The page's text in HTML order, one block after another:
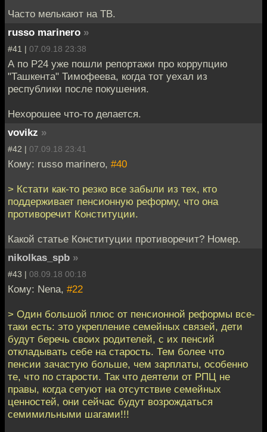
Часто мелькают на ТВ.
russo marinero »
#41 | 07.09.18 23:38
А по Р24 уже пошли репортажи про коррупцию
"Ташкента" Тимофеева, когда тот уехал из
республики после покушения.
Нехорошее что-то делается.
vovikz »
#42 | 07.09.18 23:41
Кому: russo marinero, #40
> Кстати как-то резко все забыли из тех, кто
поддерживает пенсионную реформу, что она
противоречит Конституции.
Какой статье Конституции противоречит? Номер.
nikolkas_spb »
#43 | 08.09.18 00:18
Кому: Nena, #22
> Один большой плюс от пенсионной реформы все-
таки есть: это укрепление семейных связей, дети
будут беречь своих родителей, с их пенсий
откладывать себе на старость. Тем более что
пенсии зачастую больше, чем зарплаты, особенно
те, что по старости. Так что деятели от РПЦ не
правы, когда сетуют на отсутствие семейных
ценностей, они сейчас будут возрождаться
семимильными шагами!!!